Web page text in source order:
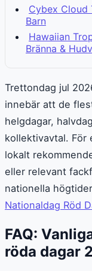
Cybex Cloud
Barn
Hawaiian
Bränna &
Trettondag jul
innebär att de
helgdagar,
kollektivavtal. För
lokalt
eller relevant
nationella
Nationaldag Röd
FAQ:
röda dagar